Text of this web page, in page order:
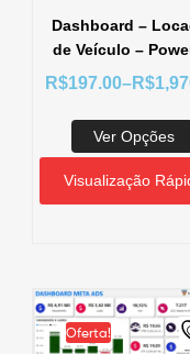
Dashboard –
de Veículo –
R$197.00–R$
Ver Opções
Visualização
Oferta!